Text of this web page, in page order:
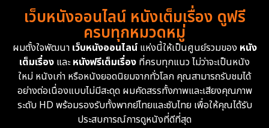
Detective สืบสวน
Disney+ 4
Documentary สารคดี 95
Drama ดราม่า
1983
1982
1981
1974
1962
เว็บหนังออนไลน์ หนังเต็มเรื่อง ดูฟรี
ครบทุกหมวดหมู่
ผมตั้งใจพัฒนา เว็บหนังออนไลน์แห่งนี้ให้เป็นศูนย์รวมของ หนัง
เต็มเรื่อง และหนังฟรีเต็มเรื่อง ที่ครบทุกแนว ไม่ว่าจะเป็นหนัง
ใหม่ หนังเก่า หรือหนังยอดนิยมจากทั่วโลก คุณสามารถรับชมได้
อย่างต่อเนื่องแบบไม่มีสะดุด ผมคัดสรรทั้งภาพและเสียงคุณภาพ
ระดับ HD พร้อมรองรับทั้งพากย์ไทยและซับไทย เพื่อให้คุณได้รับ
ประสบการณ์การดูหนังที่ดีที่สุด